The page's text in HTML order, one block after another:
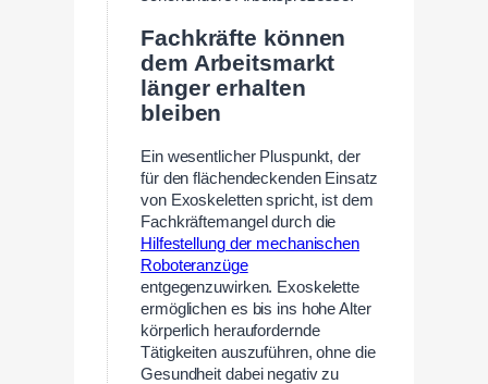
Fachkräfte können
dem Arbeitsmarkt
länger erhalten
bleiben
Ein wesentlicher Pluspunkt, der
für den flächendeckenden Einsatz
von Exoskeletten spricht, ist dem
Fachkräftemangel durch die
Hilfestellung der mechanischen
Roboteranzüge
entgegenzuwirken. Exoskelette
ermöglichen es bis ins hohe Alter
körperlich heraufordernde
Tätigkeiten auszuführen, ohne die
Gesundheit dabei negativ zu